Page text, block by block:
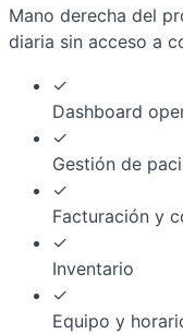
Mano derecha del
diaria sin acceso a
✓
Dashboard
✓
Gestión de
✓
Facturación y
✓
Inventario
✓
Equipo y